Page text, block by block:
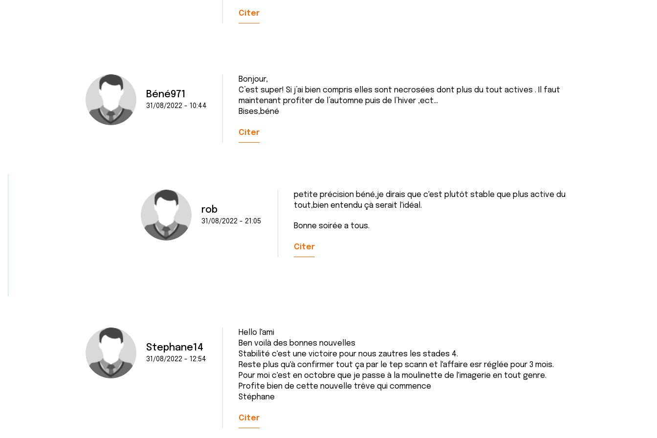
t
Citer
Béné971
31/08/2022 - 10:44
Bonjour,
C’est super! Si j’ai bien compris elles sont necrosées dont plus du tout actives . Il faut
maintenant profiter de l’automne puis de l’hiver ,ect...
Bises,béné
Citer
rob
31/08/2022 - 21:05
petite précision béné,je dirais que c'est plutôt stable que plus active du
tout,bien entendu çà serait l'idéal.
Bonne soirée a tous.
Citer
Stephane14
31/08/2022 - 12:54
Hello l'ami
Ben voilà des bonnes nouvelles
Stabilité c'est une victoire pour nous zautres les stades 4.
Reste plus qu'à confirmer tout ça par le tep scann et l'affaire esr réglée pour 3 mois.
Pour moi c'est en octobre que je passe à la moulinette de l'imagerie en tout genre.
Profite bien de cette nouvelle trêve qui commence
Stéphane
Citer